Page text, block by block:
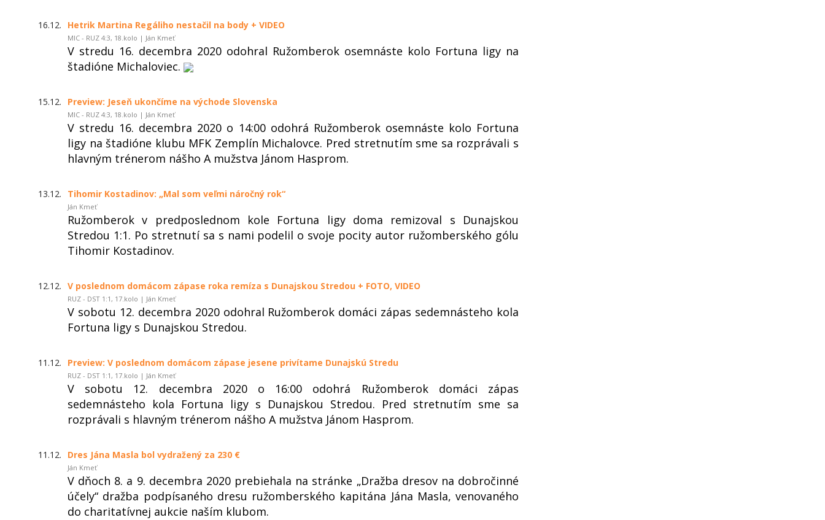
16.12. Hetrik Martina Regáliho nestačil na body + VIDEO
MIC - RUZ 4:3, 18.kolo | Ján Kmeť
V stredu 16. decembra 2020 odohral Ružomberok osemnáste kolo Fortuna ligy na
štadióne Michaloviec.
15.12. Preview: Jeseň ukončíme na východe Slovenska
MIC - RUZ 4:3, 18.kolo | Ján Kmeť
V stredu 16. decembra 2020 o 14:00 odohrá Ružomberok osemnáste kolo Fortuna
ligy na štadióne klubu MFK Zemplín Michalovce. Pred stretnutím sme sa rozprávali s
hlavným trénerom nášho A mužstva Jánom Hasprom.
13.12. Tihomir Kostadinov: „Mal som veľmi náročný rok“
Ján Kmeť
Ružomberok v predposlednom kole Fortuna ligy doma remizoval s Dunajskou
Stredou 1:1. Po stretnutí sa s nami podelil o svoje pocity autor ružomberského gólu
Tihomir Kostadinov.
12.12. V poslednom domácom zápase roka remíza s Dunajskou Stredou + FOTO, VIDEO
RUZ - DST 1:1, 17.kolo | Ján Kmeť
V sobotu 12. decembra 2020 odohral Ružomberok domáci zápas sedemnásteho kola
Fortuna ligy s Dunajskou Stredou.
11.12. Preview: V poslednom domácom zápase jesene privítame Dunajskú Stredu
RUZ - DST 1:1, 17.kolo | Ján Kmeť
V sobotu 12. decembra 2020 o 16:00 odohrá Ružomberok domáci zápas
sedemnásteho kola Fortuna ligy s Dunajskou Stredou. Pred stretnutím sme sa
rozprávali s hlavným trénerom nášho A mužstva Jánom Hasprom.
11.12. Dres Jána Masla bol vydražený za 230 €
Ján Kmeť
V dňoch 8. a 9. decembra 2020 prebiehala na stránke „Dražba dresov na dobročinné
účely“ dražba podpísaného dresu ružomberského kapitána Jána Masla, venovaného
do charitatívnej aukcie naším klubom.